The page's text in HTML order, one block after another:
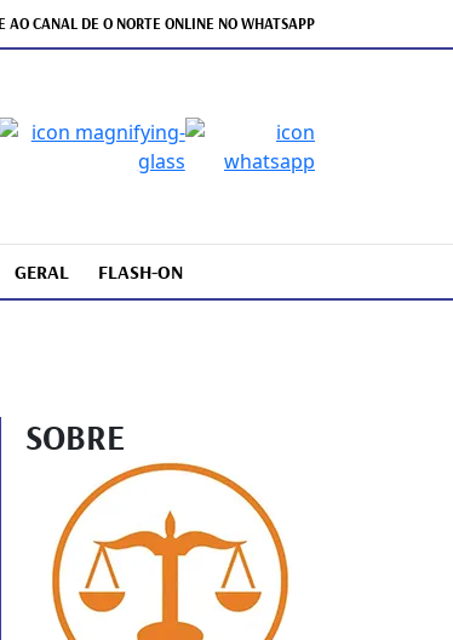
AO CANAL DE O NORTE ONLINE NO WHATSAPP
GERAL FLASH-ON
SOBRE